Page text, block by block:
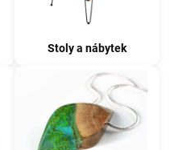
Stoly a nábytek